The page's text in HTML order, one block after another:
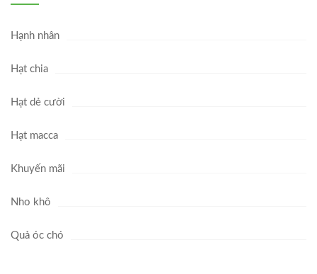
Hạnh nhân
Hạt chia
Hạt dẻ cười
Hạt macca
Khuyến mãi
Nho khô
Quả óc chó